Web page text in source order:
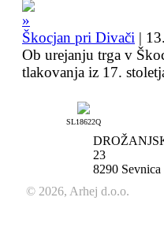
Škocjan pri Divači |
Ob urejanju trga v
tlakovanja iz 17.
SL18622Q
23
8290 Sevnica
© 2026, Arhej d.o.o.